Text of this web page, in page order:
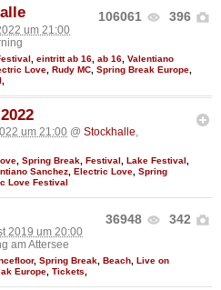
106061 396
um 21:00
eintritt ab 16 ab 16 Valentiano
Love Rudy MC Spring Break Europe
um 21:00 @ Stockhalle,
Spring Break Festival Lake Festival
Sanchez Electric Love Spring
Love Festival
36948 342
2019 um 20:00
am Attersee
, Spring Break, Beach, Live on
Europe, Tickets,